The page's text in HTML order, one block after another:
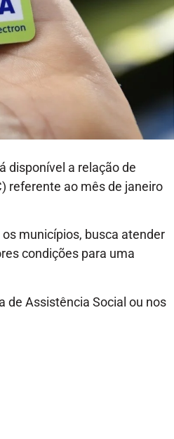
disponível a relação de
referente ao mês de janeiro
municípios, busca atender
condições para uma
de Assistência Social ou nos